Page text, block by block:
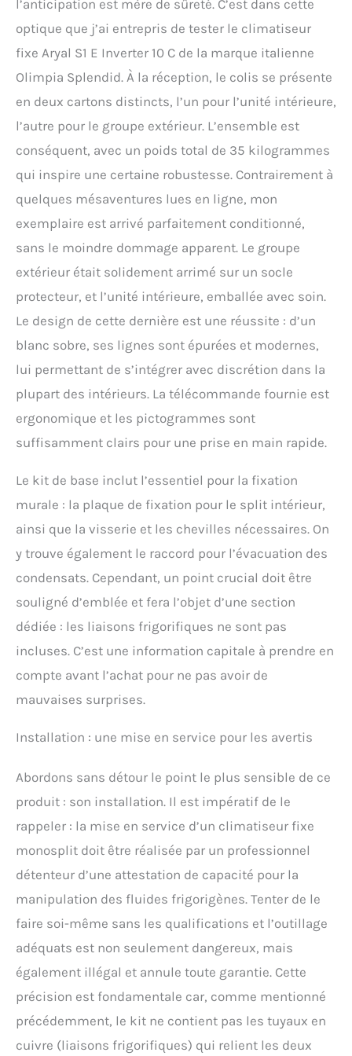
travers laquelle vous
pouvez régler les fonctions
déshumidification
uniquement, voiture, veille,
prédisposé pour le
contrôle avec l'application
simple et intuitive en
achetant le kit Wi-Fi b1016
Pompe à chaleur intégrée :
le climatiseur peut être
utilisé pendant les
saisons chaudes pour
saisons froides pour
chauffer
l’anticipation est mère de sûreté. C’est dans cette
optique que j’ai entrepris de tester le climatiseur
fixe Aryal S1 E Inverter 10 C de la marque italienne
Olimpia Splendid. À la réception, le colis se présente
en deux cartons distincts, l’un pour l’unité intérieure,
l’autre pour le groupe extérieur. L’ensemble est
conséquent, avec un poids total de 35 kilogrammes
qui inspire une certaine robustesse. Contrairement à
quelques mésaventures lues en ligne, mon
exemplaire est arrivé parfaitement conditionné,
sans le moindre dommage apparent. Le groupe
extérieur était solidement arrimé sur un socle
protecteur, et l’unité intérieure, emballée avec soin.
Le design de cette dernière est une réussite : d’un
blanc sobre, ses lignes sont épurées et modernes,
lui permettant de s’intégrer avec discrétion dans la
plupart des intérieurs. La télécommande fournie est
ergonomique et les pictogrammes sont
suffisamment clairs pour une prise en main rapide.
Le kit de base inclut l’essentiel pour la fixation
murale : la plaque de fixation pour le split intérieur,
ainsi que la visserie et les chevilles nécessaires. On
y trouve également le raccord pour l’évacuation des
condensats. Cependant, un point crucial doit être
souligné d’emblée et fera l’objet d’une section
dédiée : les liaisons frigorifiques ne sont pas
incluses. C’est une information capitale à prendre en
compte avant l’achat pour ne pas avoir de
mauvaises surprises.
Installation : une mise en service pour les avertis
Abordons sans détour le point le plus sensible de ce
produit : son installation. Il est impératif de le
rappeler : la mise en service d’un climatiseur fixe
monosplit doit être réalisée par un professionnel
détenteur d’une attestation de capacité pour la
manipulation des fluides frigorigènes. Tenter de le
faire soi-même sans les qualifications et l’outillage
adéquats est non seulement dangereux, mais
également illégal et annule toute garantie. Cette
précision est fondamentale car, comme mentionné
précédemment, le kit ne contient pas les tuyaux en
cuivre (liaisons frigorifiques) qui relient les deux